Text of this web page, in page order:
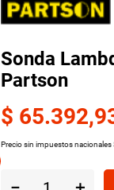
Sonda
Partson
$ 65.392,
Precio sin impuestos nacionales